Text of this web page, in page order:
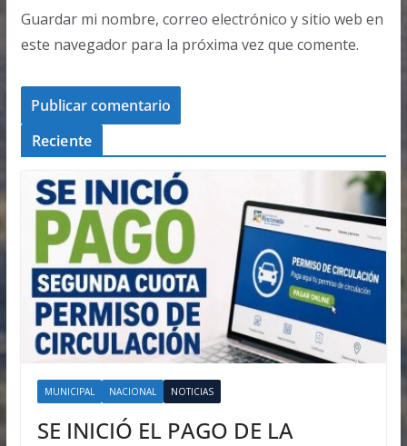
Guardar mi nombre, correo electrónico y sitio web en
este navegador para la próxima vez que comente.
Reciente
MUNICIPAL NACIONAL NOTICIAS
SE INICIÓ EL PAGO DE LA